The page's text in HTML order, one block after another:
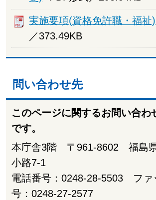
実施要項(資格免許職・福祉)
／373.49KB
問い合わせ先
このページに関するお問い合わ
です。
本庁舎3階 〒961-8602 福島
小路7-1
電話番号：0248-28-5503 ファ
号：0248-27-2577